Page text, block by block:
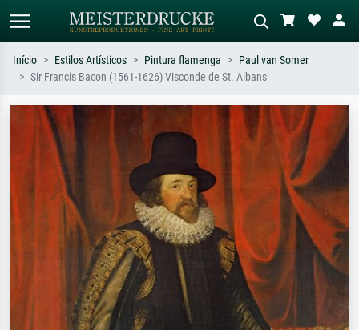
Pesquise por artista, título ou estilo –
ex: Monet, Noite Estrelada,
impressionismo, onda de Hokusai, nu.
Descreva a cena – ex: prado verde,
abstrato com muito vermelho, pintura
a óleo escura, nu em pé ao lado de
uma árvore.
Início Estilos Artísticos Pintura flamenga
Paul van Somer
Sir Francis Bacon (1561-1626) Visconde de St. Albans